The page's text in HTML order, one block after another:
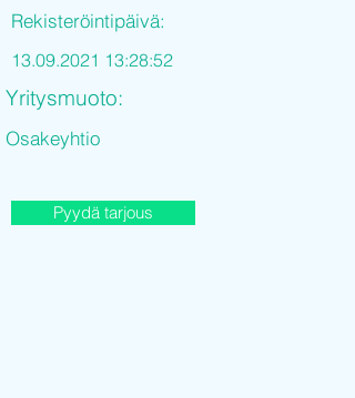
Rekisteröintipäivä:
13.09.2021 13:28:52
Yritysmuoto:
Osakeyhtio
Pyydä tarjous